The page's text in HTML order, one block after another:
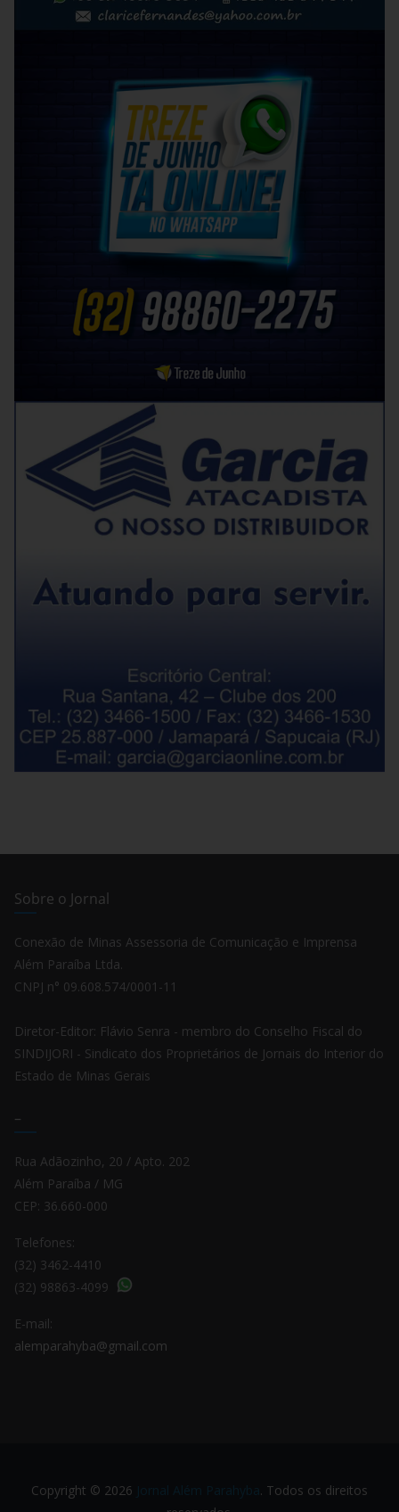
Sobre o Jornal
Conexão de Minas Assessoria de Comunicação e Imprensa
Além Paraíba Ltda.
CNPJ n° 09.608.574/0001-11
Diretor-Editor: Flávio Senra - membro do Conselho Fiscal do
SINDIJORI - Sindicato dos Proprietários de Jornais do Interior do
Estado de Minas Gerais
–
Rua Adãozinho, 20 / Apto. 202
Além Paraíba / MG
CEP: 36.660-000
Telefones:
(32) 3462-4410
(32) 98863-4099
E-mail:
alemparahyba@gmail.com
Copyright © 2026 Jornal Além Parahyba. Todos os direitos